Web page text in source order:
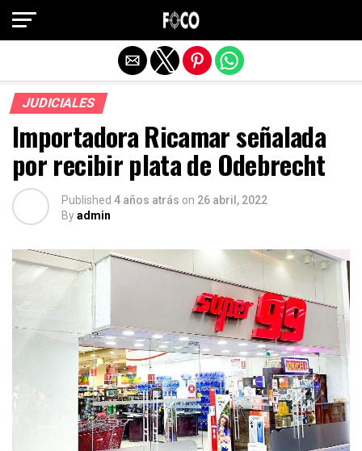
JUDICIALES
Importadora Ricamar señalada
por recibir plata de Odebrecht
Published 4 años atrás on 26 abril, 2022
Byadmin
Salir de la versión móvil